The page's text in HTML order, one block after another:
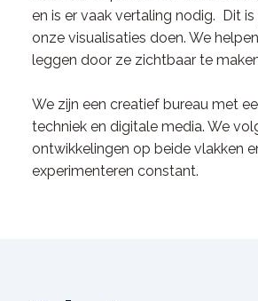
en is er vaak vertaling nodig. Dit
onze visualisaties doen. We
leggen door ze zichtbaar te
We zijn een creatief bureau met
techniek en digitale media. We
ontwikkelingen op beide vlakken
experimenteren constant.